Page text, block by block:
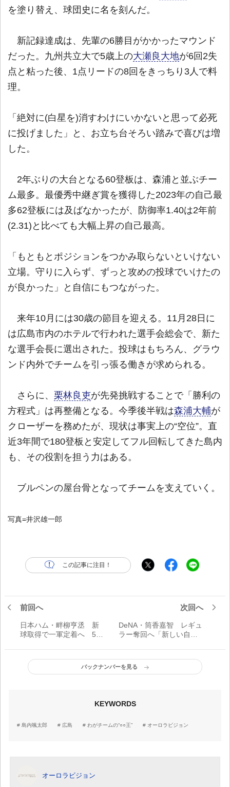
を塗り替え、球団史に名を刻んだ。
新記録達成は、先輩の6勝目がかかったマウンド
だった。九州共立大で5歳上の大瀬良大地が6回2失
点と粘った後、1点リードの8回をきっちり3人で料
理。
「絶対に(白星を)消すわけにいかないと思って必死
に投げました」と、お立ち台そろい踏みで喜びは増
した。
2年ぶりの大台となる60登板は、森浦と並ぶチー
ム最多。最優秀中継ぎ賞を獲得した2023年の自己最
多62登板には及ばなかったが、防御率1.40は2年前
(2.31)と比べても大幅上昇の自己最高。
「もともとポジションをつかみ取らないといけない
立場。守りに入らず、ずっと攻めの投球でいけたの
が良かった」と自信にもつながった。
来年10月には30歳の節目を迎える。11月28日に
は広島市内のホテルで行われた選手会総会で、新た
な選手会長に選出された。投球はもちろん、グラウ
ンド内外でチームを引っ張る働きが求められる。
さらに、 栗林良吏が先発挑戦することで「勝利の
方程式」は再整備となる。今季後半戦は森浦大輔が
クローザーを務めたが、現状は事実上の“空位”。直
近3年間で180登板と安定してフル回転してきた島内
も、その役割を担う力はある。
ブルペンの屋台骨となってチームを支えていく。
写真=井沢雄一郎
この記事に注目！
前回へ
日本ハム・畔柳亨丞 新
球取得で一軍定着へ 5年
収穫
次回へ
DeNA・筒香嘉智 レギュ
ラー奪回へ「新しい自分
の“○○王”
バックナンバーを見る
KEYWORDS
島内颯太郎 広島 わがチームの“○○王” オーロラビジョン
オーロラビジョン